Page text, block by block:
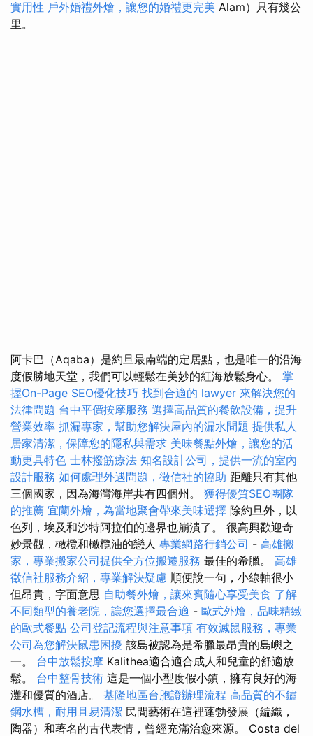
實用性 戶外婚禮外燴，讓您的婚禮更完美 Alam）只有幾公
里。
阿卡巴（Aqaba）是約旦最南端的定居點，也是唯一的沿海
度假勝地天堂，我們可以輕鬆在美妙的紅海放鬆身心。 掌
握On-Page SEO優化技巧 找到合適的 lawyer 來解決您的
法律問題 台中平價按摩服務 選擇高品質的餐飲設備，提升
營業效率 抓漏專家，幫助您解決屋內的漏水問題 提供私人
居家清潔，保障您的隱私與需求 美味餐點外燴，讓您的活
動更具特色 士林撥筋療法 知名設計公司，提供一流的室內
設計服務 如何處理外遇問題，徵信社的協助 距離只有其他
三個國家，因為海灣海岸共有四個州。 獲得優質SEO團隊
的推薦 宜蘭外燴，為當地聚會帶來美味選擇 除約旦外，以
色列，埃及和沙特阿拉伯的邊界也崩潰了。 很高興歡迎奇
妙景觀，橄欖和橄欖油的戀人 專業網路行銷公司 - 高雄搬
家，專業搬家公司提供全方位搬遷服務 最佳的希臘。 高雄
徵信社服務介紹，專業解決疑慮 順便說一句，小線軸很小
但昂貴，字面意思 自助餐外燴，讓來賓隨心享受美食 了解
不同類型的養老院，讓您選擇最合適 - 歐式外燴，品味精緻
的歐式餐點 公司登記流程與注意事項 有效滅鼠服務，專業
公司為您解決鼠患困擾 該島被認為是希臘最昂貴的島嶼之
一。 台中放鬆按摩 Kalithea適合適合成人和兒童的舒適放
鬆。 台中整骨技術 這是一個小型度假小鎮，擁有良好的海
灘和優質的酒店。 基隆地區台胞證辦理流程 高品質的不鏽
鋼水槽，耐用且易清潔 民間藝術在這裡蓬勃發展（編織，
陶器）和著名的古代表情，曾經充滿治愈來源。 Costa del